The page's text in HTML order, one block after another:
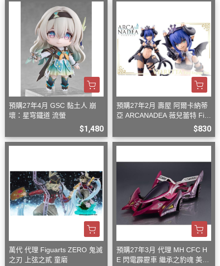
預購27年4月 GSC 黏土人 崩
壞：星穹鐵道 流螢
$1,480
預購27年2月 壽屋 阿爾卡納蒂
亞 ARCANADEA 薇兒蕾特 Firs
$830
萬代 代理 Figuarts ZERO 鬼滅
之刃 上弦之貳 童磨
預購27年3月 代理 MH CFC H
E 閃電霹靂車 繼承之豹魂 美洲